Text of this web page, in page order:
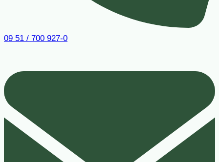
09 51 / 700 927-0